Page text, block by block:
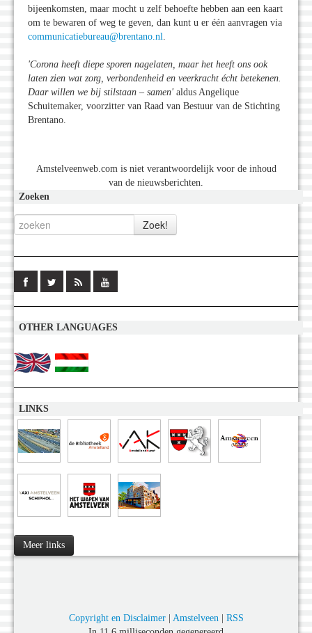
bijeenkomsten, maar mocht u zelf behoefte hebben aan een kaart
om te bewaren of weg te geven, dan kunt u er één aanvragen via
communicatiebureau@brentano.nl
'Corona heeft diepe sporen nagelaten, maar het heeft ons ook
laten zien wat zorg, verbondenheid en veerkracht écht betekenen.
Daar willen we bij stilstaan – samen' aldus Angelique
Schuitemaker, voorzitter van Raad van Bestuur van de Stichting
Brentano.
Amstelveenweb.com is niet verantwoordelijk voor de inhoud
van de nieuwsberichten.
Zoeken
OTHER LANGUAGES
LINKS
Meer links
Copyright en Disclaimer| Amstelveen | RSS